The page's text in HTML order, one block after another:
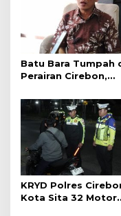
Batu Bara Tumpah
Perairan Cirebon,
Hijau
KRYD Polres
Kota Sita 32 Motor